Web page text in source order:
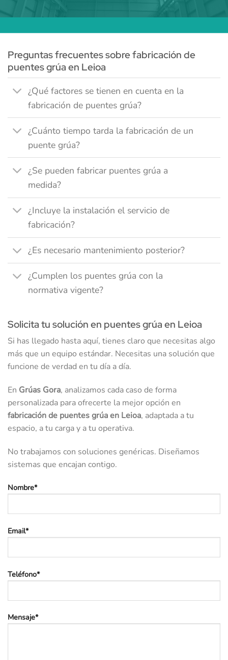
Preguntas frecuentes sobre fabricación de
puentes grúa en Leioa
¿Qué factores se tienen en cuenta en la
fabricación de puentes grúa?
¿Cuánto tiempo tarda la fabricación de un
puente grúa?
¿Se pueden fabricar puentes grúa a
medida?
¿Incluye la instalación el servicio de
fabricación?
¿Es necesario mantenimiento posterior?
¿Cumplen los puentes grúa con la
normativa vigente?
Solicita tu solución en puentes grúa en Leioa
Si has llegado hasta aquí, tienes claro que necesitas algo
más que un equipo estándar. Necesitas una solución que
funcione de verdad en tu día a día.
En Grúas Gora, analizamos cada caso de forma
personalizada para ofrecerte la mejor opción en
fabricación de puentes grúa en Leioa, adaptada a tu
espacio, a tu carga y a tu operativa.
No trabajamos con soluciones genéricas. Diseñamos
sistemas que encajan contigo.
Nombre*
Email*
Teléfono*
Mensaje*